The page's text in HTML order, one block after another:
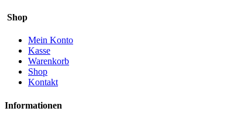
Shop
Mein Konto
Kasse
Warenkorb
Shop
Kontakt
Informationen